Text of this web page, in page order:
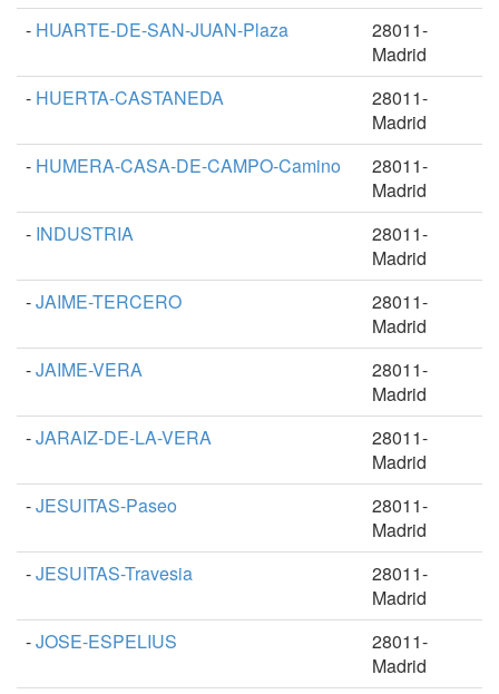
- HUARTE-DE-SAN-JUAN-Plaza
28011-
Madrid
- HUERTA-CASTANEDA
28011-
Madrid
- HUMERA-CASA-DE-CAMPO-Camino
28011-
Madrid
- INDUSTRIA
28011-
Madrid
-JAIME-TERCERO
28011-
Madrid
-JAIME-VERA
28011-
Madrid
-JARAIZ-DE-LA-VERA
28011-
Madrid
-JESUITAS-Paseo
28011-
Madrid
-JESUITAS-Travesia
28011-
Madrid
-JOSE-ESPELIUS
28011-
Madrid